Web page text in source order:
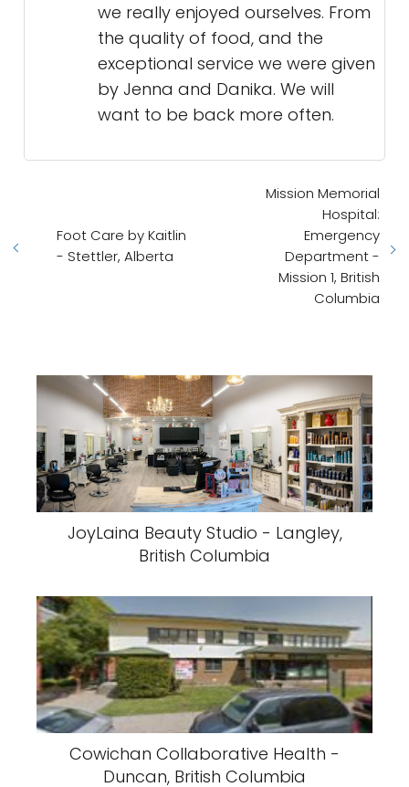
we really enjoyed ourselves. From
the quality of food, and the
exceptional service we were given
by Jenna and Danika. We will
want to be back more often.
Foot Care by Kaitlin
- Stettler, Alberta
Mission Memorial
Hospital:
Emergency
Department -
Mission 1, British
Columbia
JoyLaina Beauty Studio - Langley,
British Columbia
Cowichan Collaborative Health -
Duncan, British Columbia